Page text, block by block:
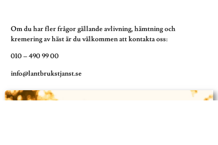
Om du har fler frågor gällande avlivning, hämtning och
kremering av häst är du välkommen att kontakta oss:
010 – 490 99 00
info@lantbrukstjanst.se